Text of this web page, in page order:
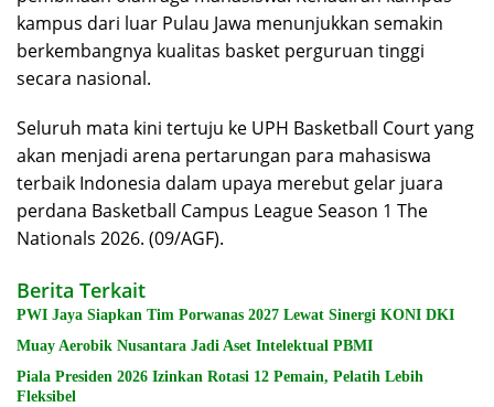
kampus dari luar Pulau Jawa menunjukkan semakin
berkembangnya kualitas basket perguruan tinggi
secara nasional.
Seluruh mata kini tertuju ke UPH Basketball Court yang
akan menjadi arena pertarungan para mahasiswa
terbaik Indonesia dalam upaya merebut gelar juara
perdana Basketball Campus League Season 1 The
Nationals 2026. (09/AGF).
Berita Terkait
PWI Jaya Siapkan Tim Porwanas 2027 Lewat Sinergi KONI DKI
Muay Aerobik Nusantara Jadi Aset Intelektual PBMI
Piala Presiden 2026 Izinkan Rotasi 12 Pemain, Pelatih Lebih
Fleksibel